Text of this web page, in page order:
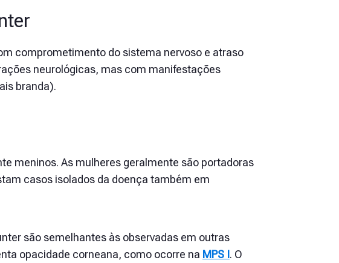
comprometimento do sistema nervoso e atraso
neurológicas, mas com manifestações
branda).
meninos. As mulheres geralmente são portadoras
casos isolados da doença também em
são semelhantes às observadas em outras
opacidade corneana, como ocorre na MPS I. O